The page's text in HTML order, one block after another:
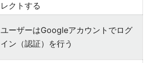
レクトする
ユーザーはGoogleアカウントでログ
イン（認証）を行う